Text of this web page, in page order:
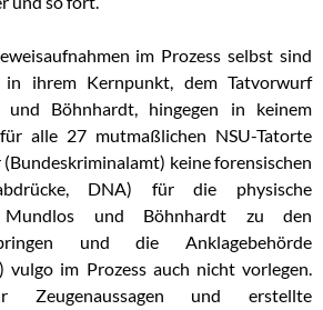
im Prozess selbst sind
in ihrem Kernpunkt, dem Tatvorwurf
und Böhnhardt, hingegen in keinem
alle 27 mutmaßlichen NSU-Tatorte
keine forensischen
DNA) für die physische
Mundlos und Böhnhardt zu den
und die Anklagebehörde
vulgo im Prozess auch nicht vorlegen.
und erstellte